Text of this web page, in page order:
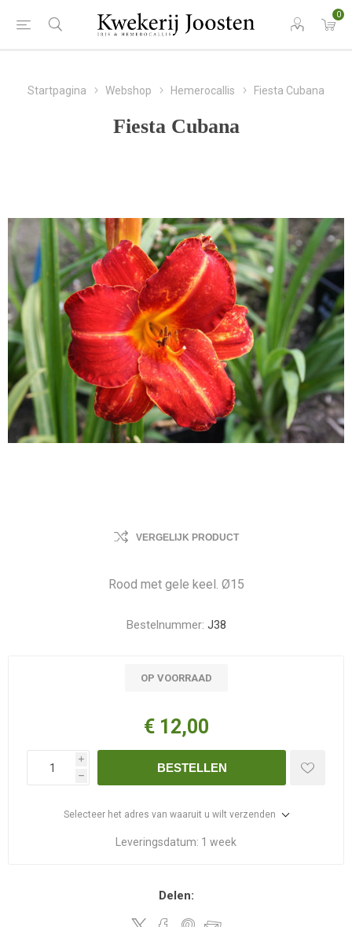
0
Startpagina Webshop Hemerocallis Fiesta Cubana
Fiesta Cubana
VERGELIJK PRODUCT
Rood met gele keel. Ø15
Bestelnummer: J38
OP VOORRAAD
€ 12,00
i
h
BESTELLEN
Selecteer het adres van waaruit u wilt verzenden
Leveringsdatum: 1 week
Delen: